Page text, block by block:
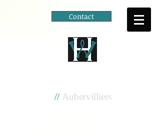
Contact
//Aubervilliers